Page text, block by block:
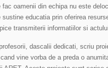
oamenii din echipa nu este
educatia prin oferirea
transmiterii informatiilor si
dascalii dedicati, scriu
vine vorba de a preda o